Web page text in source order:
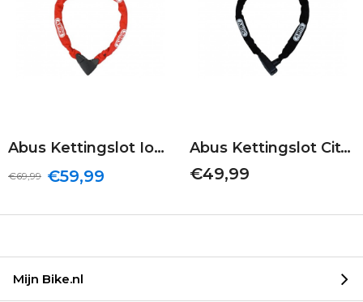
Abus Kettingslot Ionus 8900 | Rood | 110/9
€59,99
€69,99
Abus Kettingslot CityChain 8800 | Zwart | 120/7
€49,99
Mijn Bike.nl